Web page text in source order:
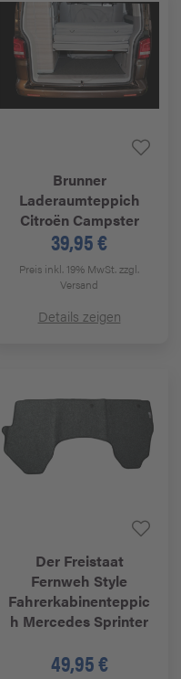
Brunner
Laderaumteppich
Citroën Campster
39,95 €
Preis inkl. 19% MwSt.zzgl.
Versand
Details zeigen
Der Freistaat
Fernweh Style
Fahrerkabinenteppic
h Mercedes Sprinter
49,95 €